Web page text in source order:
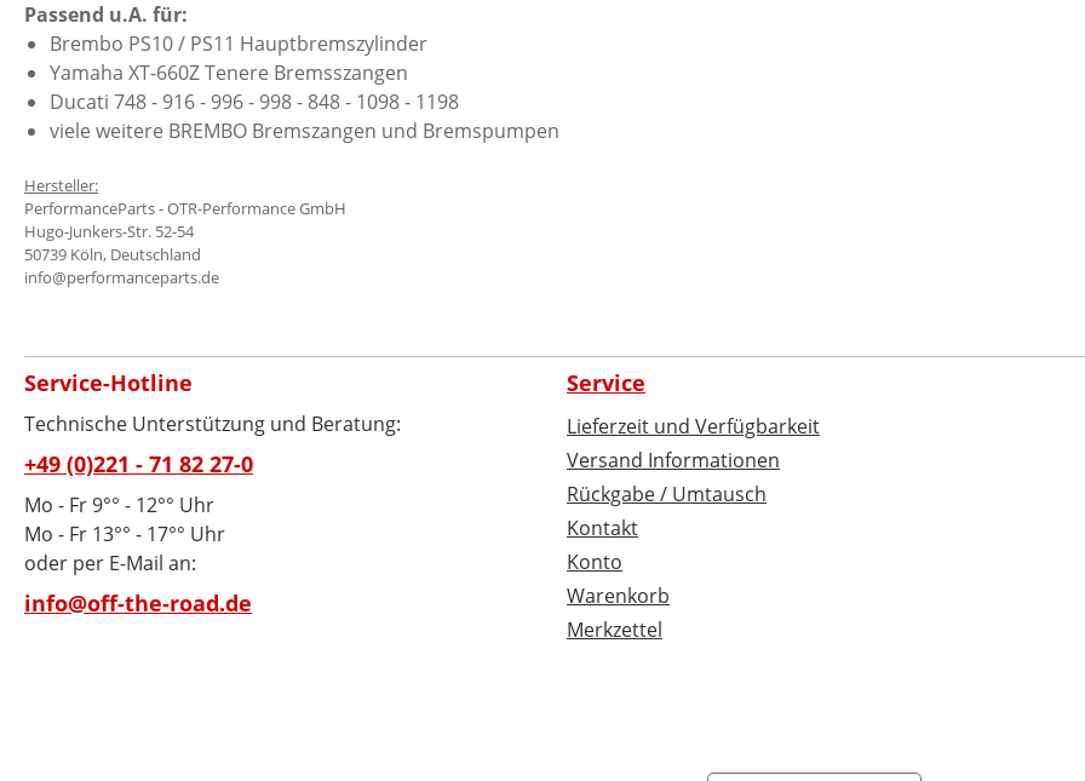
Passend u.A. für:
Brembo PS10 / PS11 Hauptbremszylinder
Yamaha XT-660Z Tenere Bremsszangen
Ducati 748 - 916 - 996 - 998 - 848 - 1098 - 1198
viele weitere BREMBO Bremszangen und Bremspumpen
Hersteller:
PerformanceParts - OTR-Performance GmbH
Hugo-Junkers-Str. 52-54
50739 Köln, Deutschland
info@performanceparts.de
Service-Hotline
Technische Unterstützung und Beratung:
+49 (0)221 - 71 82 27-0
Mo - Fr 9°° - 12°° Uhr
Mo - Fr 13°° - 17°° Uhr
oder per E-Mail an:
info@off-the-road.de
Service
Lieferzeit und Verfügbarkeit
Versand Informationen
Rückgabe / Umtausch
Kontakt
Konto
Warenkorb
Merkzettel